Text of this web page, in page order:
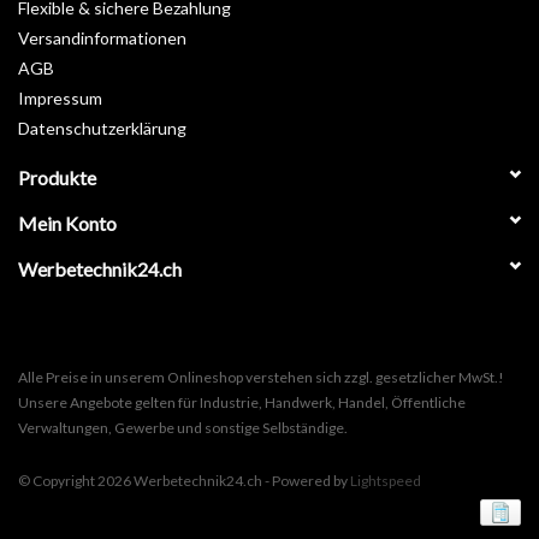
Flexible & sichere Bezahlung
Versandinformationen
AGB
Impressum
Datenschutzerklärung
Produkte
Mein Konto
Werbetechnik24.ch
Alle Preise in unserem Onlineshop verstehen sich zzgl. gesetzlicher MwSt.!
Unsere Angebote gelten für Industrie, Handwerk, Handel, Öffentliche
Verwaltungen, Gewerbe und sonstige Selbständige.
© Copyright 2026 Werbetechnik24.ch - Powered by Lightspeed